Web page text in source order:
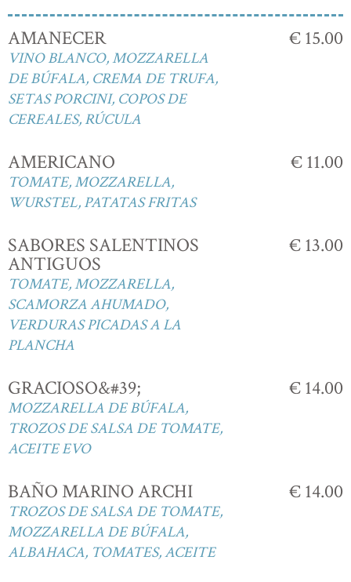
AMANECER
VINO BLANCO, MOZZARELLA
DE BÚFALA, CREMA DE TRUFA,
SETAS PORCINI, COPOS DE
CEREALES, RÚCULA
€ 15.00
AMERICANO
TOMATE, MOZZARELLA,
WURSTEL, PATATAS FRITAS
€ 11.00
SABORES SALENTINOS
ANTIGUOS
TOMATE, MOZZARELLA,
SCAMORZA AHUMADO,
VERDURAS PICADAS A LA
PLANCHA
€ 13.00
GRACIOSO&#39;
MOZZARELLA DE BÚFALA,
TROZOS DE SALSA DE TOMATE,
ACEITE EVO
€ 14.00
BAÑO MARINO ARCHI
TROZOS DE SALSA DE TOMATE,
MOZZARELLA DE BÚFALA,
ALBAHACA, TOMATES, ACEITE
€ 14.00